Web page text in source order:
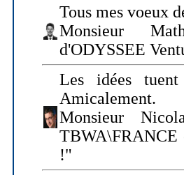
Tous mes voeux
Monsieur
d'ODYSSEE
Les idées
Amicalement.
Monsieur
TBWA\FRANCE
!"